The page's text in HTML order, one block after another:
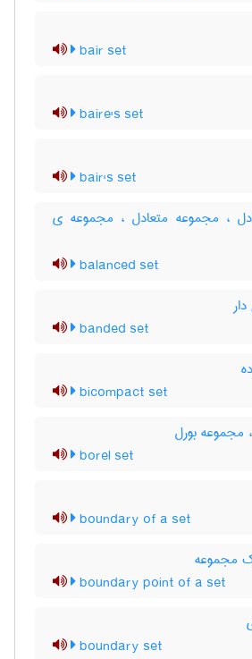
bair set
baire's set
bair's set
، مجموعه متعادل ، مجموعه ی
balanced set
banded set
bicompact set
مجموعه بورل
borel set
boundary of a set
مجموعه
boundary point of a set
boundary set